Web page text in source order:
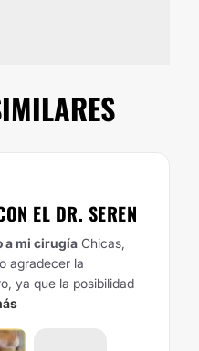
EL DR. SEREN
a mi cirugía Chicas,
agradecer la
ya que la posibilidad